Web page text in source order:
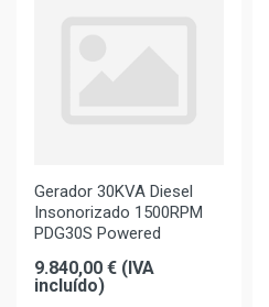
Gerador 30KVA Diesel
Insonorizado 1500RPM
PDG30S Powered
9.840,00 € (IVA
incluído)